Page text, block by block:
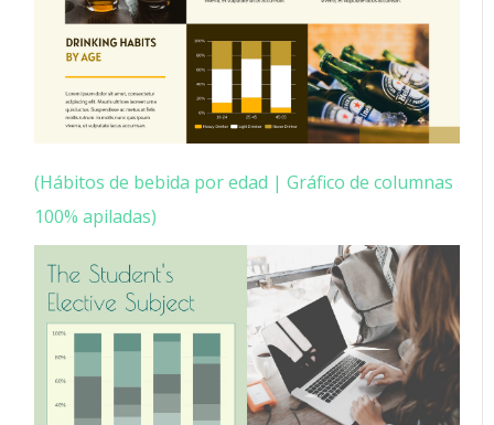
(Hábitos de bebida por edad | Gráfico de columnas
100% apiladas)